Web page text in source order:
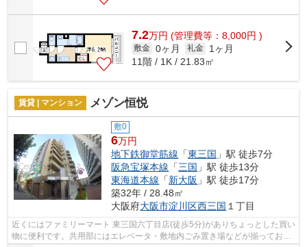
7.2万円 (管理費等：8,000円 )
敷金 0ヶ月 礼金
1ヶ月
11階 / 1K / 21.83㎡
賃貸 | マンション メゾン恒悦
敷0
6万円
地下鉄御堂筋線 「東三国 」駅 徒歩7分
阪急宝塚本線 「三国 」駅 徒歩13分
東海道本線 「新大阪 」駅 徒歩17分
築32年 / 28.48㎡
大阪府大阪市淀川区西三国 １丁目
近くにはファミリーマート 東三国六丁目店(徒歩5分)がありちょっとした買い
物に便利です。共用部にはエレベータ・敷地内ごみ置き場などが揃ってお